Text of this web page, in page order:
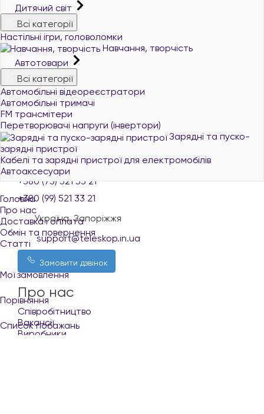
Дитячий світ
Всі категорії
Настільні ігри, головоломки
Навчання, творчість
Автотовари
Всі категорії
Автомобільні відеореєстратори
Автомобільні тримачі
FM трансмітери
Перетворювачі напруги (інвертори)
Зарядні та пуско-
зарядні пристрої
Кабелі та зарядні пристрої для електромобілів
Автоаксесуари
Головна
Про нас
Доставка і оплата
Обмін та повернення
Статті
Мої замовлення
Порівняння
Список побажань
+380 (96) 521 33 21
+380 (73) 521 33 21
+380 (99) 521 33 21
Україна, Запоріжжя
support@teleskop.in.ua
Замовити дзвінок
Про нас
Співробітництво
Вакансії
Виробники